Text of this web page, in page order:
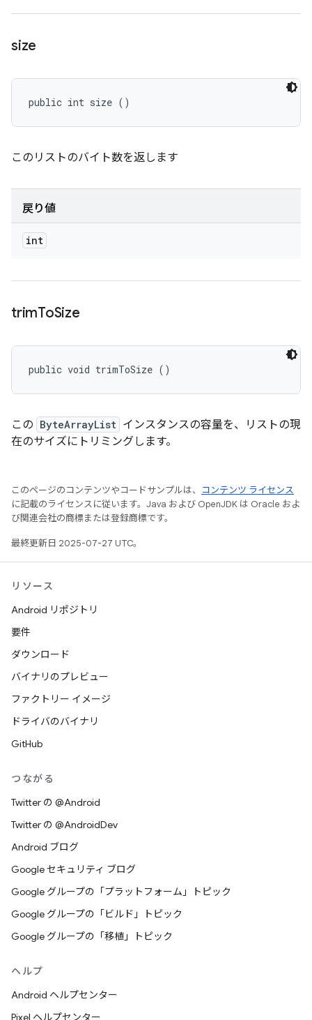
size
public int size ()
このリストのバイト数を返します
戻り値
int
trimToSize
public void trimToSize ()
この ByteArrayList インスタンスの容量を、リストの現
在のサイズにトリミングします。
このページのコンテンツやコードサンプルは、
コンテンツ ライセンス
に記載のライセンスに従います。Java および OpenJDK は Oracle およ
び関連会社の商標または登録商標です。
最終更新日 2025-07-27 UTC。
リソース
Android リポジトリ
要件
ダウンロード
バイナリのプレビュー
ファクトリー イメージ
ドライバのバイナリ
GitHub
つながる
Twitter の @Android
Twitter の @AndroidDev
Android ブログ
Google セキュリティ ブログ
Google グループの「プラットフォーム」トピック
Google グループの「ビルド」トピック
Google グループの「移植」トピック
ヘルプ
Android ヘルプセンター
Pixel ヘルプセンター